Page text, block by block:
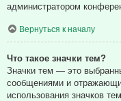
администратором
Вернуться к началу
Что такое значки тем?
Значки тем — это
сообщениями и
использования значков